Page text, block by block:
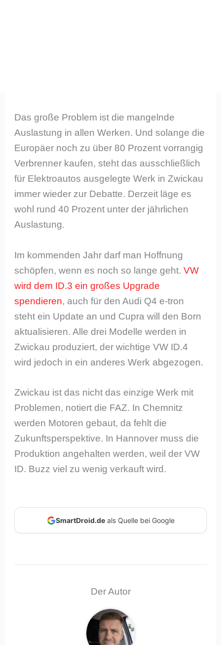
Das große Problem ist die mangelnde
Auslastung in allen Werken. Und solange die
Europäer noch zu über 80 Prozent vorrangig
Verbrenner kaufen, steht das ausschließlich
für Elektroautos ausgelegte Werk in Zwickau
immer wieder zur Debatte. Derzeit läge es
wohl rund 40 Prozent unter der jährlichen
Auslastung.
Im kommenden Jahr darf man Hoffnung
schöpfen, wenn es noch so lange geht.VW
wird dem ID.3 ein großes Upgrade
spendieren, auch für den Audi Q4 e-tron
steht ein Update an und Cupra will den Born
aktualisieren. Alle drei Modelle werden in
Zwickau produziert, der wichtige VW ID.4
wird jedoch in ein anderes Werk abgezogen.
Zwickau ist das nicht das einzige Werk mit
Problemen, notiert die FAZ. In Chemnitz
werden Motoren gebaut, da fehlt die
Zukunftsperspektive. In Hannover muss die
Produktion angehalten werden, weil der VW
ID. Buzz viel zu wenig verkauft wird.
SmartDroid.deals Quelle bei Google
Der Autor